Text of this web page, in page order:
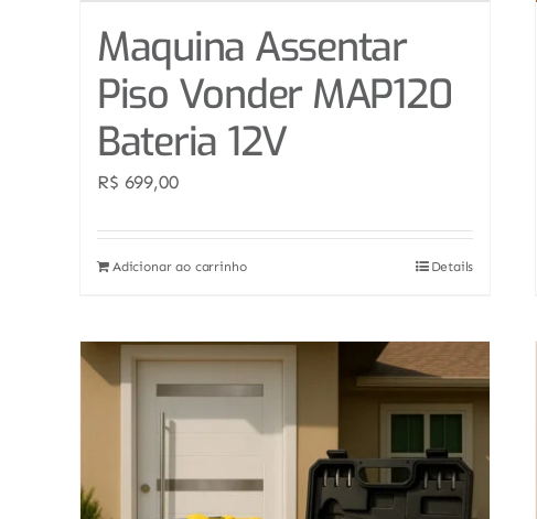
Maquina Assentar
Piso Vonder MAP120
Bateria 12V
R$ 699,00
Adicionar ao carrinho Details